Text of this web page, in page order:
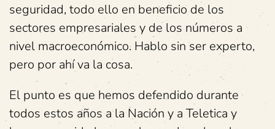
seguridad, todo ello en beneficio de los
sectores empresariales y de los números a
nivel macroeconómico. Hablo sin ser experto,
pero por ahí va la cosa.
El punto es que hemos defendido durante
todos estos años a la Nación y a Teletica y